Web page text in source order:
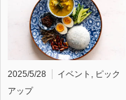
2025/5/28 イベント , ピック
アップ